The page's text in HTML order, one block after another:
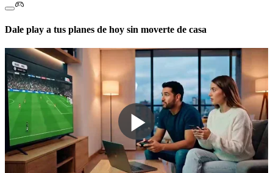
Dale play a tus planes de hoy sin moverte de casa
Play